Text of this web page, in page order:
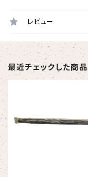
レビュー
最近チェックした商品